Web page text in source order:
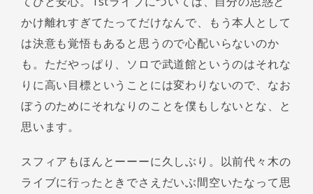
かけ離れすぎてたってだけなんで、もう本人として
は決意も覚悟もあると思うので心配いらないのか
も。ただやっぱり、ソロで武道館というのはそれな
りに高い目標ということには変わりないので、なお
ぼうのためにそれなりのことを僕もしないとな、と
思います。
スフィアもほんとーーーに久しぶり。以前代々木の
ライブに行ったときでさえだいぶ間空いたなって思